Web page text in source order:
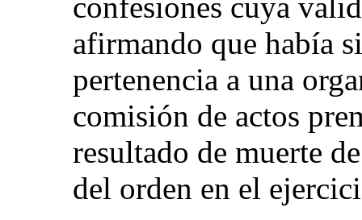
confesiones cuya
afirmando que había
pertenencia a una
comisión de actos
resultado de muerte
del orden en el